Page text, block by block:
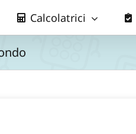
Calcolatrici